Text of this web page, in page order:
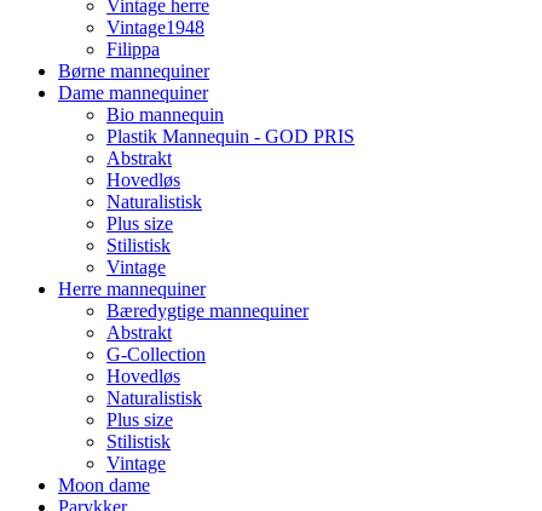
Vintage herre
Vintage1948
Filippa
Børne mannequiner
Dame mannequiner
Bio mannequin
Plastik Mannequin - GOD PRIS
Abstrakt
Hovedløs
Naturalistisk
Plus size
Stilistisk
Vintage
Herre mannequiner
Bæredygtige mannequiner
Abstrakt
G-Collection
Hovedløs
Naturalistisk
Plus size
Stilistisk
Vintage
Moon dame
Parykker